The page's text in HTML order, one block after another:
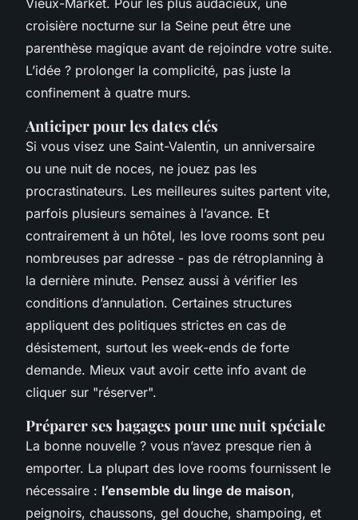
croisière nocturne sur la Seine peut être une
parenthèse magique avant de rejoindre votre suite.
L’idée ? prolonger la complicité, pas juste la
confinement à quatre murs.
Anticiper pour les dates clés
Si vous visez une Saint-Valentin, un anniversaire
ou une nuit de noces, ne jouez pas les
procrastinateurs. Les meilleures suites partent vite,
parfois plusieurs semaines à l’avance. Et
contrairement à un hôtel, les love rooms sont peu
nombreuses par adresse - pas de rétroplanning à
la dernière minute. Pensez aussi à vérifier les
conditions d’annulation. Certaines structures
appliquent des politiques strictes en cas de
désistement, surtout les week-ends de forte
demande. Mieux vaut avoir cette info avant de
cliquer sur "réserver".
Préparer ses bagages pour une nuit spéciale
La bonne nouvelle ? vous n’avez presque rien à
emporter. La plupart des love rooms fournissent le
nécessaire : l’ensemble du linge de maison,
peignoirs, chaussons, gel douche, shampoing, et